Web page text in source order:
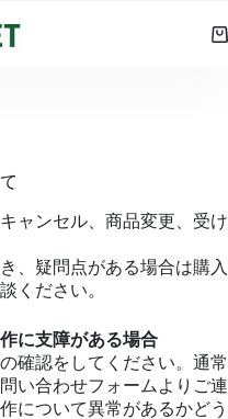
シ
ト
ャンセル、商品変更、受け
、疑問点がある場合は購入
ください。
に支障がある場合
確認をしてください。通常
い合わせフォームよりご連
について異常があるかどう